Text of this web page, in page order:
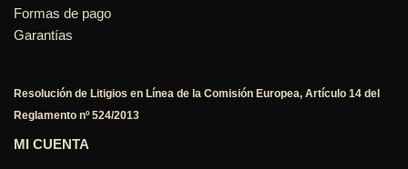
Formas de pago
Garantías
Resolución de Litigios en Línea de la Comisión Europea, Artículo 14 del
Reglamento nº 524/2013
MI CUENTA